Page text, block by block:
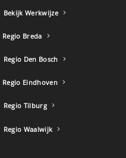
Bekijk Werkwijze
Regio Breda
Regio Den Bosch
Regio Eindhoven
Regio Tilburg
Regio Waalwijk